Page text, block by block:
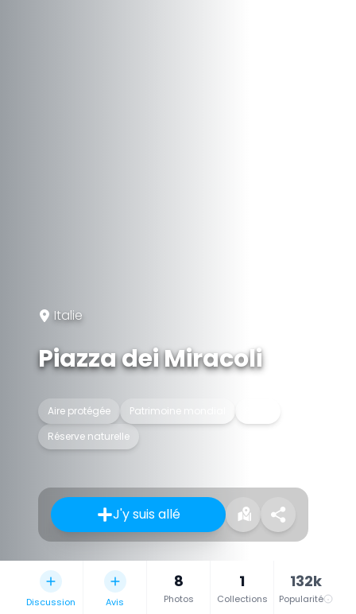
Italie
Piazza dei Miracoli
Aire protégée Patrimoine mondial
Réserve naturelle
J'y suis allé
Discussion Avis
8
Photos
1
Collections
132k
Popularité